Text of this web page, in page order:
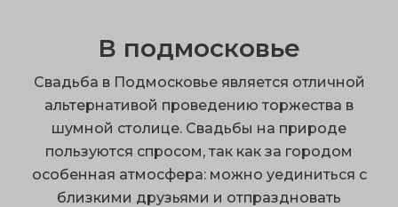
В подмосковье
Свадьба в Подмосковье является отличной
альтернативой проведению торжества в
шумной столице. Свадьбы на природе
пользуются спросом, так как за городом
особенная атмосфера: можно уединиться с
близкими друзьями и отпраздновать